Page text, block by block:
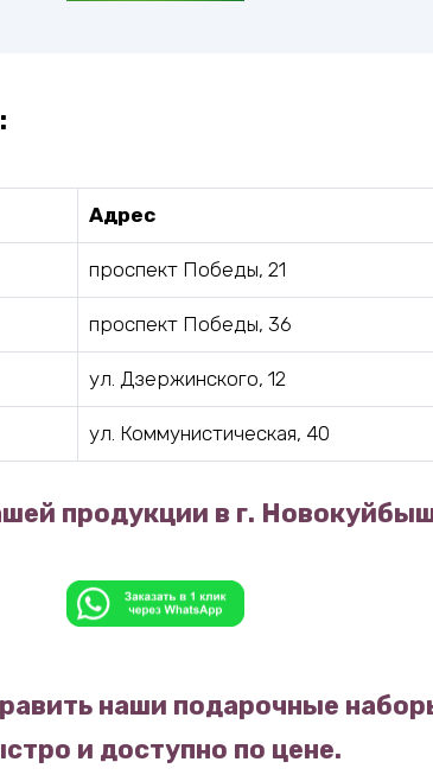
Адрес
проспект Победы, 21
проспект Победы, 36
ул. Дзержинского, 12
ул. Коммунистическая, 40
продукции в г.
наши подарочные
и доступно по цене.